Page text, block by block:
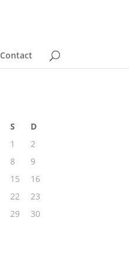
Contact
S
D
1
2
8
9
15
16
22
23
29
30